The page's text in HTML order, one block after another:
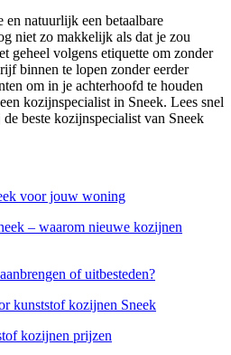
en natuurlijk een betaalbare
niet zo makkelijk als dat je zou
geheel volgens etiquette om zonder
binnen te lopen zonder eerder
om in je achterhoofd te houden
kozijnspecialist in Sneek. Lees snel
beste kozijnspecialist van Sneek
voor jouw woning
– waarom nieuwe kozijnen
of uitbesteden?
kunststof kozijnen Sneek
kozijnen prijzen